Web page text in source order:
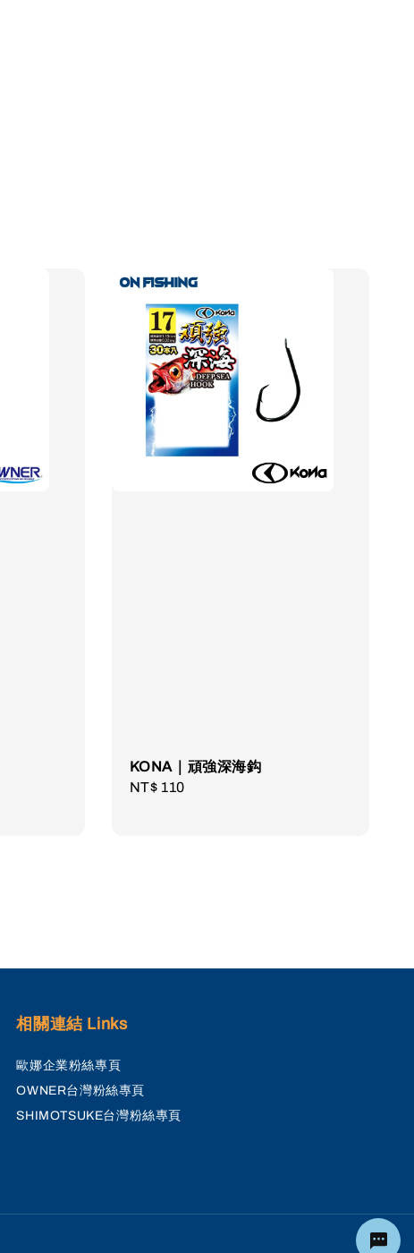
KONA｜頑強深海鈎
Regular
NT$ 110
相關連結 Links
歐娜企業粉絲專頁
OWNER台灣粉絲專頁
SHIMOTSUKE台灣粉絲專頁